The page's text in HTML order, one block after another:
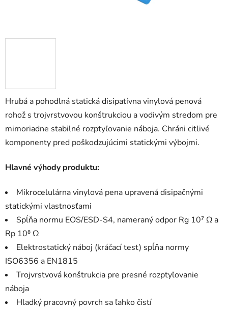
Hrubá a pohodlná statická disipatívna vinylová penová
rohož s trojvrstvovou konštrukciou a vodivým stredom pre
mimoriadne stabilné rozptyľovanie náboja. Chráni citlivé
komponenty pred poškodzujúcimi statickými výbojmi.
Hlavné výhody produktu:
Mikrocelulárna vinylová pena upravená disipačnými
statickými vlastnosťami
Spĺňa normu EOS/ESD-S4, nameraný odpor Rg 10⁷ Ω a
Rp 10⁸ Ω
Elektrostatický náboj (kráčací test) spĺňa normy
ISO6356 a EN1815
Trojvrstvová konštrukcia pre presné rozptyľovanie
náboja
Hladký pracovný povrch sa ľahko čistí